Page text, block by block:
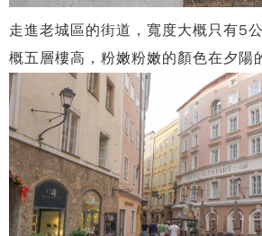
走進老城區的街道，寬度大概只有5
概五層樓高，粉嫩粉嫩的顏色在夕陽